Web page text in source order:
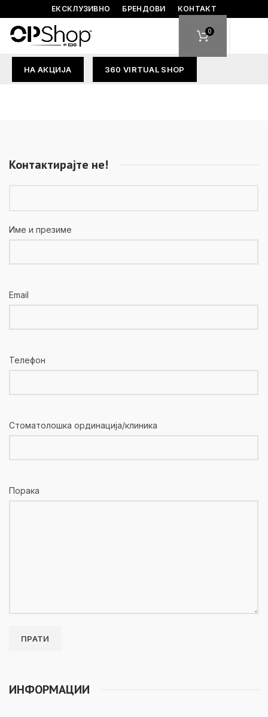
ЕКСКЛУЗИВНО БРЕНДОВИ КОНТАКТ
0
НА АКЦИЈА 360 VIRTUAL SHOP
Контактирајте не!
Име и презиме
Email
Телефон
Стоматолошка ординација/клиника
Порака
ИНФОРМАЦИИ